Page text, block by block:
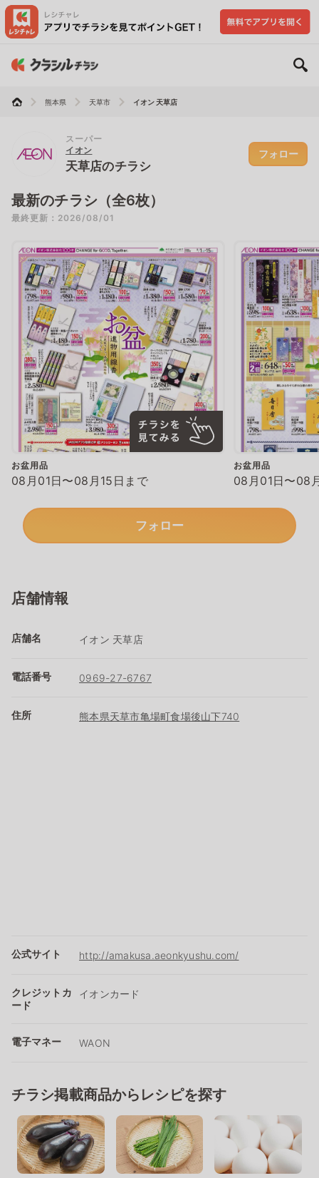
熊本県 天草市 イオン 天草店
スーパー
イオン
天草店のチラシ
フォロー
最新のチラシ（全6枚）
最終更新：2026/08/01
お盆用品
08月01日〜08月15日まで
お盆用品
08月01日〜08
フォロー
店舗情報
店舗名 イオン 天草店
電話番号 0969-27-6767
住所 熊本県天草市亀場町食場後山下740
公式サイト http://amakusa.aeonkyushu.com/
クレジットカ
ード
イオンカード
電子マネー WAON
チラシ掲載商品からレシピを探す